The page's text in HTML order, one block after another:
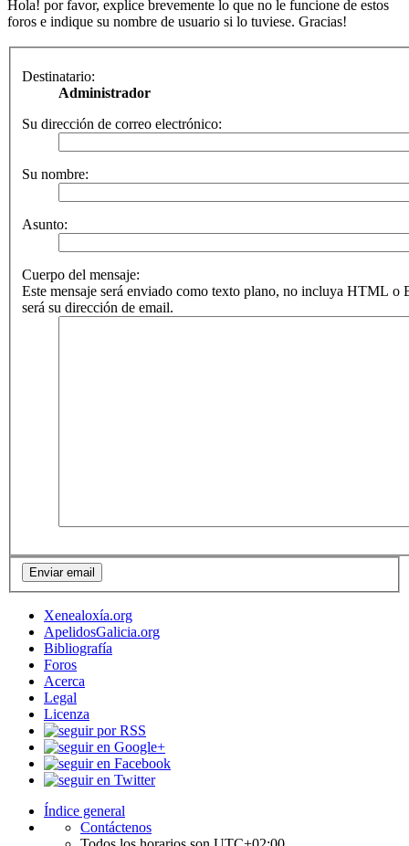
Hola! por favor, explice brevemente lo que no le funcione de estos
foros e indique su nombre de usuario si lo tuviese. Gracias!
Destinatario:
Administrador
Su dirección de correo electrónico:
Su nombre:
Asunto:
Cuerpo del mensaje:
Este mensaje será enviado como texto plano, no incluya HTML o
será su dirección de email.
Xenealoxía.org
ApelidosGalicia.org
Bibliografía
Foros
Acerca
Legal
Licenza
Índice general
Contáctenos